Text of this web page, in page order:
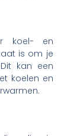
koel- en
is om je
kan een
koelen en